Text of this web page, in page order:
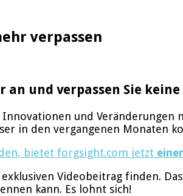
verpassen
an und verpassen Sie
und Veränderungen
in den vergangenen Monaten
bietet forgsight.com jetzt
Videobeitrag finden.
kann. Es lohnt sich!